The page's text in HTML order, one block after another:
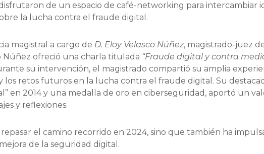
de un espacio de café-networking para intercambiar
la lucha contra el fraude digital.
magistral a cargo de D. Eloy Velasco Núñez, magistrado-juez
Núñez ofreció una charla titulada “Fraude digital y contra
su intervención, el magistrado compartió su amplia
los retos futuros en la lucha contra el fraude digital. Su
en 2014 y una medalla de oro en ciberseguridad, aportó un
y reflexiones.
el camino recorrido en 2024, sino que también ha
de la seguridad digital.